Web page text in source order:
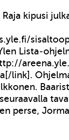
kipusi
Lista-
link].
perse,